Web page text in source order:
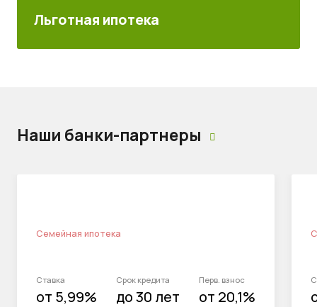
Льготная ипотека
Наши банки-партнеры
Семейная ипотека
Ставка
от 5,99%
Срок кредита
до 30 лет
Перв. взнос
от 20,1%